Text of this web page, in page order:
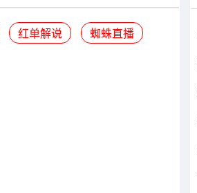
红单解说 蜘蛛直播